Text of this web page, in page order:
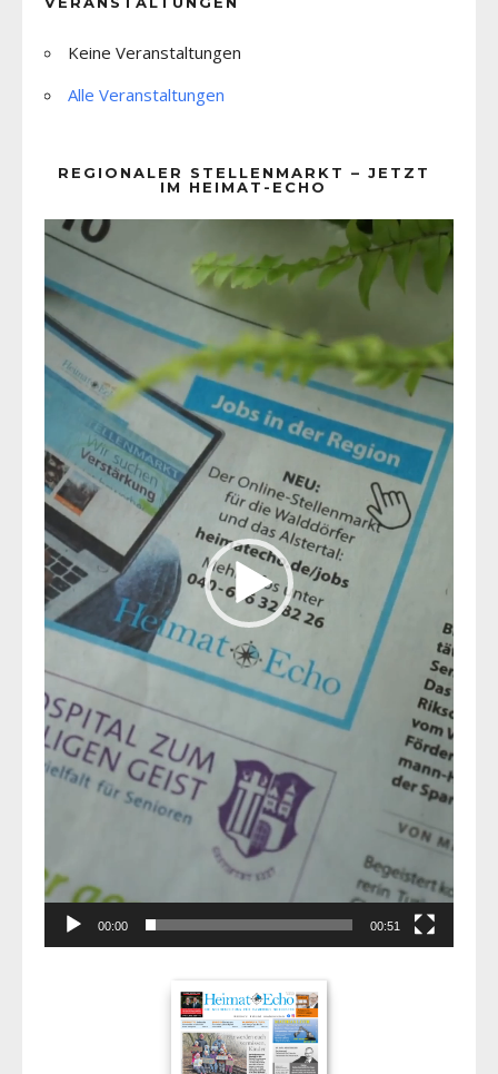
Keine Veranstaltungen
Alle Veranstaltungen
REGIONALER STELLENMARKT – JETZT
IM HEIMAT-ECHO
Player
00:00 00:51